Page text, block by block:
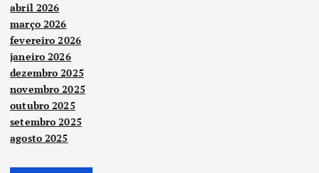
abril 2026
março 2026
fevereiro 2026
janeiro 2026
dezembro 2025
novembro 2025
outubro 2025
setembro 2025
agosto 2025